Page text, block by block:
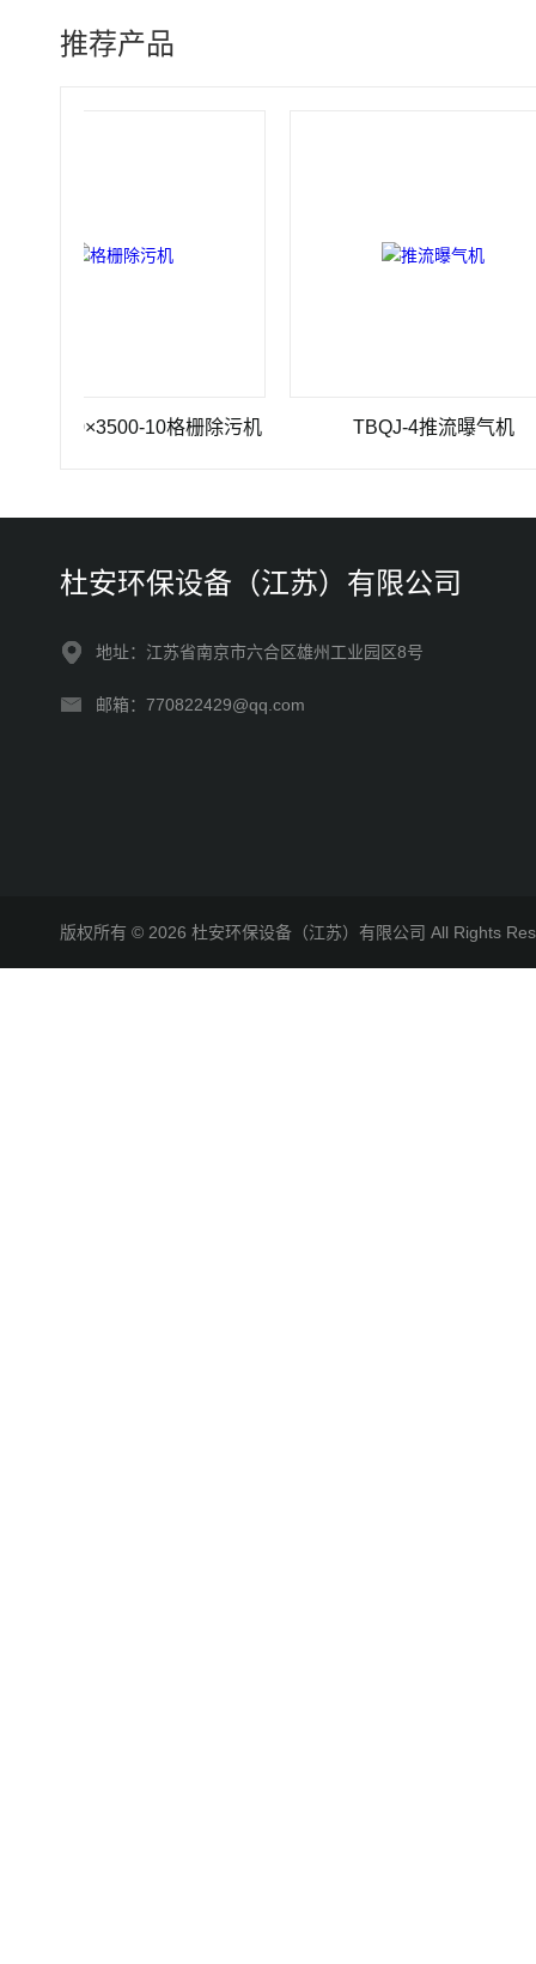
推荐产品
10格栅除污机 TBQJ-4推流曝气机
杜安环保设备（江苏）有限公司
地址：江苏省南京市六合区雄州工业园区8号
邮箱：770822429@qq.com
版权所有 © 2026 杜安环保设备（江苏）有限公司 All Rights